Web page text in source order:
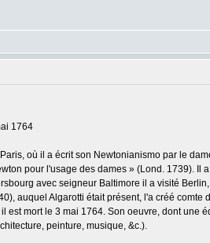
1764
où il a écrit son Newtonianismo par le
pour l'usage des dames » (Lond. 1739). Il
avec seigneur Baltimore il a visité
auquel Algarotti était présent, l'a créé
mort le 3 mai 1764. Son oeuvre, dont
peinture, musique, &c.).